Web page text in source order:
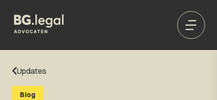
Updates
Blog